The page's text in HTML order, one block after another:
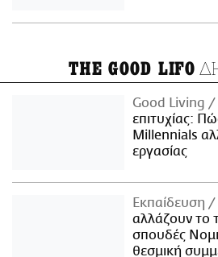
THE GOOD LIFO
Good Living
επιτυχίας:
Millennials
εργασίας
Εκπαίδευση
αλλάζουν το
σπουδές
θεσμική